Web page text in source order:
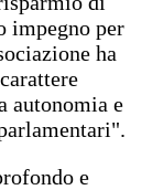
impegno per
ha
autonomia e
e